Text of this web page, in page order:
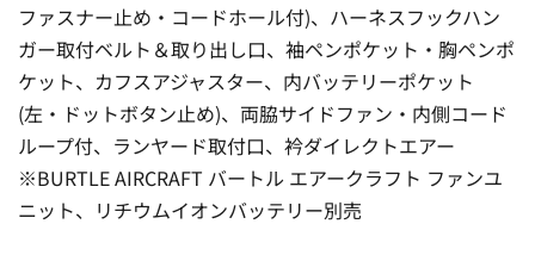
ファスナー止め・コードホール付)、ハーネスフックハン
ガー取付ベルト＆取り出し口、袖ペンポケット・胸ペンポ
ケット、カフスアジャスター、内バッテリーポケット
(左・ドットボタン止め)、両脇サイドファン・内側コード
ループ付、ランヤード取付口、衿ダイレクトエアー
※BURTLE AIRCRAFT バートル エアークラフト ファンユ
ニット、リチウムイオンバッテリー別売